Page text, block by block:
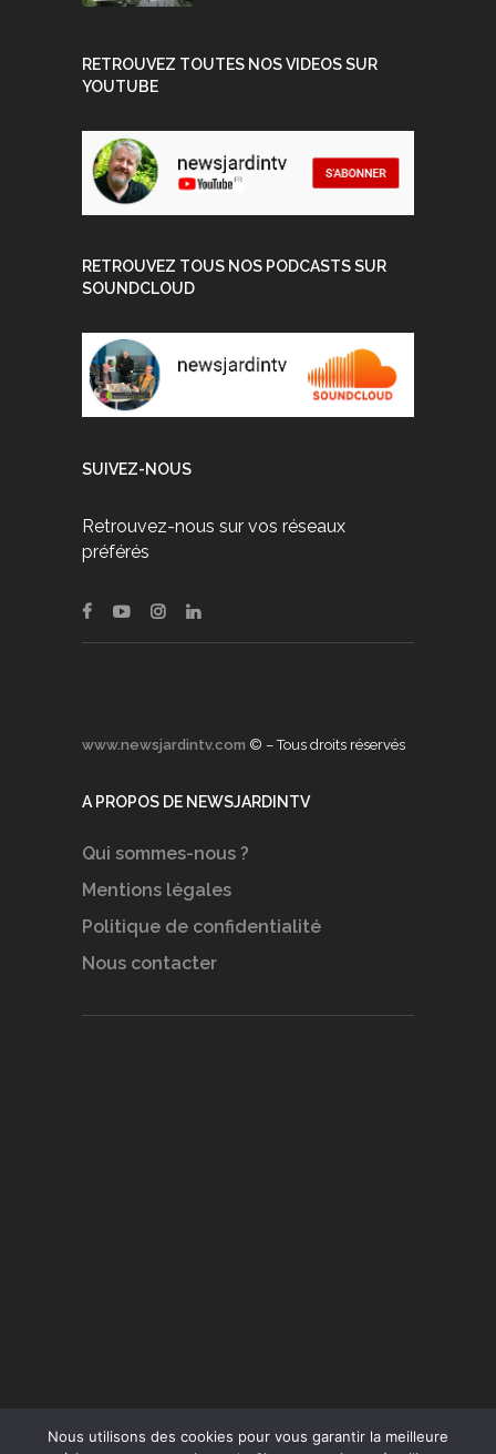
RETROUVEZ TOUTES NOS VIDEOS SUR
YOUTUBE
RETROUVEZ TOUS NOS PODCASTS SUR
SOUNDCLOUD
SUIVEZ-NOUS
Retrouvez-nous sur vos réseaux
préférés
www.newsjardintv.com © – Tous droits réservés
A PROPOS DE NEWSJARDINTV
Qui sommes-nous ?
Mentions légales
Politique de confidentialité
Nous contacter
Nous utilisons des cookies pour vous garantir la meilleure